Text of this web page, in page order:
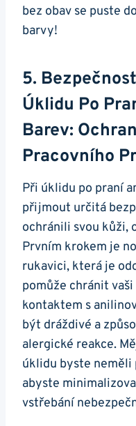
bez obav se puste
barvy!
5.
Úklidu Po
Barev:
Pracovního
Při úklidu po praní
přijmout určitá
ochránili svou kůži,
Prvním krokem je
rukavici, která je
pomůže chránit
kontaktem s
být dráždivé a
alergické reakce.
úklidu byste
abyste
vstřebání